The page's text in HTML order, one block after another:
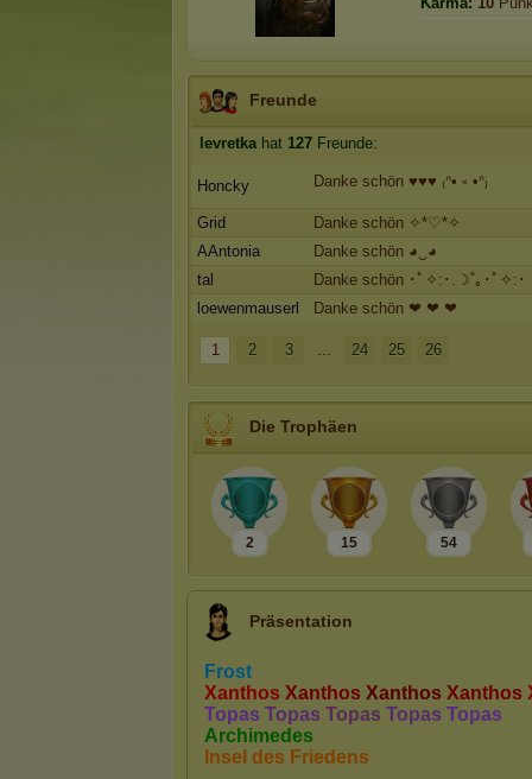
Freunde
levretkahat 127 Freunde:
Honcky Danke schön ♥️♥️♥️ ₍ᐢ• ༝ •ᐢ₎
Grid
Danke schön ✧*♡*✧
AAntonia
Danke schön ◕‿◕
tal
Danke schön ･ﾟ✧:･.☽˚｡･ﾟ✧:･
loewenmauserl
Danke schön ❤ ❤ ❤
1 2 3 ... 24 25 26
Die Trophäen
2 15 54
Präsentation